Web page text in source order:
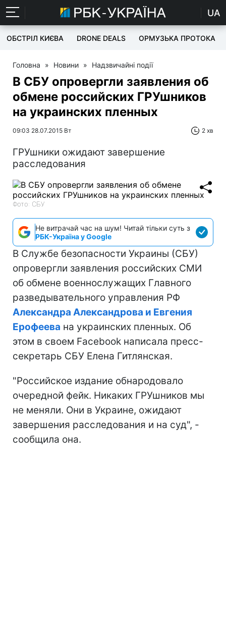
UA
ОБСТРІЛ КИЄВА DRONE DEALS ОРМУЗЬКА ПРОТОКА
Головна » Новини » Надзвичайні події
В СБУ опровергли заявления об
обмене российских ГРУшников
на украинских пленных
09:03 28.07.2015 Вт 2 хв
ГРУшники ожидают завершение
расследования
Фото: СБУ
Не витрачай час на шум! Читай тільки суть з
РБК-Україна у Google
В Службе безопасности Украины (СБУ)
опровергли заявления российских СМИ
об обмене военнослужащих Главного
разведывательного управления РФ
Александра Александрова и Евгения
Ерофеева на украинских пленных. Об
этом в своем Facebook написала пресс-
секретарь СБУ Елена Гитлянская.
"Российское издание обнародовало
очередной фейк. Никаких ГРУшников мы
не меняли. Они в Украине, ожидают
завершения расследования и на суд", -
сообщила она.